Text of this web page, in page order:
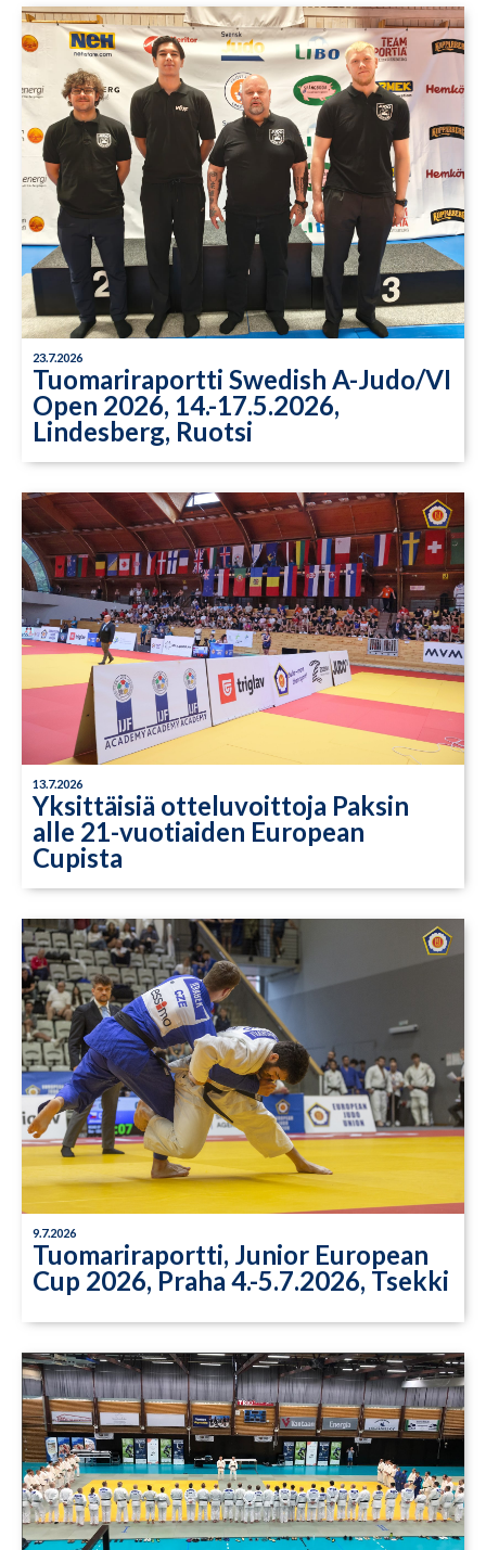
23.7.2026
Tuomariraportti Swedish A-Judo/VI
Open 2026, 14.-17.5.2026,
Lindesberg, Ruotsi
13.7.2026
Yksittäisiä otteluvoittoja Paksin
alle 21-vuotiaiden European
Cupista
9.7.2026
Tuomariraportti, Junior European
Cup 2026, Praha 4.-5.7.2026, Tsekki